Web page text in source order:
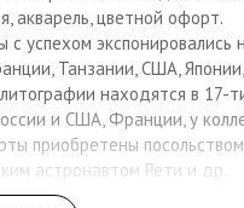
акварель, цветной офорт.
с успехом
Танзании, США,
находятся в 17-
и США, Франции, у
приобретены
астронавтом Рети и др.
- единственный из